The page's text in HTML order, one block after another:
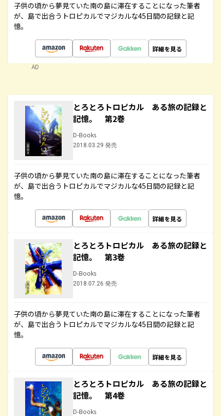
子供の頃から夢見ていた南の島に滞在することになった筆者
が、島で出合うトロピカルでマジカルな45日間の記録と記
憶。
詳細を見る
AD
とろとろトロピカル ある旅の記録と
記憶。 第2巻
D-Books
2018.03.29 発売
子供の頃から夢見ていた南の島に滞在することになった筆者
が、島で出合うトロピカルでマジカルな45日間の記録と記
憶。
詳細を見る
とろとろトロピカル ある旅の記録と
記憶。 第3巻
D-Books
2018.07.26 発売
子供の頃から夢見ていた南の島に滞在することになった筆者
が、島で出合うトロピカルでマジカルな45日間の記録と記
憶。
詳細を見る
とろとろトロピカル ある旅の記録と
記憶。 第4巻
D-Books